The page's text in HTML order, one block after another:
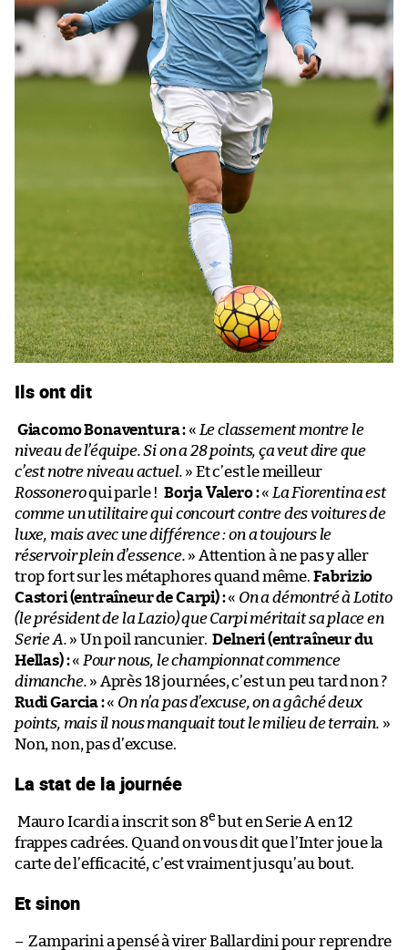
Ils ont dit
Giacomo Bonaventura : « Le classement montre le
niveau de l’équipe. Si on a 28 points, ça veut dire que
c’est notre niveau actuel. » Et c’est le meilleur
Rossoneroqui parle ! Borja Valero :« La Fiorentina est
comme un utilitaire qui concourt contre des voitures de
luxe, mais avec une différence : on a toujours le
réservoir plein d’essence. » Attention à ne pas y aller
trop fort sur les métaphores quand même. Fabrizio
Castori (entraîneur de Carpi) :« On a démontré à Lotito
(le président de la Lazio) que Carpi méritait sa place en
Serie A. » Un poil rancunier. Delneri (entraîneur du
Hellas) :« Pour nous, le championnat commence
dimanche. » Après 18 journées, c’est un peu tard non ?
Rudi Garcia :« On n’a pas d’excuse, on a gâché deux
points, mais il nous manquait tout le milieu de terrain. »
Non, non, pas d’excuse.
La stat de la journée
Mauro Icardi a inscrit son 8e but en Serie A en 12
frappes cadrées. Quand on vous dit que l’Inter joue la
carte de l’efficacité, c’est vraiment jusqu’au bout.
Et sinon
– Zamparini a pensé à virer Ballardini pour reprendre